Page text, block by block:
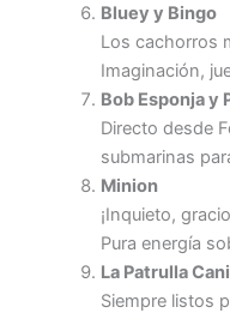
Bluey y Bingo
Los cachorros
Imaginación,
Bob Esponja y
Directo desde
submarinas
Minion
¡Inquieto,
Pura energía
La Patrulla
Siempre listos